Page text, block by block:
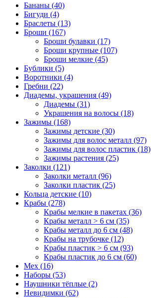
Бананы (40)
Бигуди (4)
Браслеты (13)
Броши (167)
Броши булавки (17)
Броши крупные (107)
Броши мелкие (45)
Бублики (5)
Воротники (4)
Гребни (22)
Диадемы, украшения (49)
Диадемы (31)
Украшения на волосы (18)
Зажимы (168)
Зажимы детские (30)
Зажимы для волос металл (97)
Зажимы для волос пластик (18)
Зажимы растения (25)
Заколки (121)
Заколки металл (96)
Заколки пластик (25)
Кольца детские (10)
Крабы (278)
Крабы мелкие в пакетах (36)
Крабы металл > 6 см (35)
Крабы металл до 6 см (48)
Крабы на трубочке (12)
Крабы пластик > 6 см (93)
Крабы пластик до 6 см (60)
Мех (16)
Наборы (53)
Наушники тёплые (2)
Невидимки (62)